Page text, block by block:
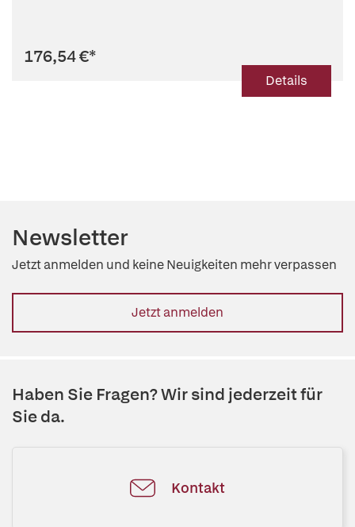
176,54 €*
Details
Newsletter
Jetzt anmelden und keine Neuigkeiten mehr verpassen
Jetzt anmelden
Haben Sie Fragen? Wir sind jederzeit für
Sie da.
Kontakt